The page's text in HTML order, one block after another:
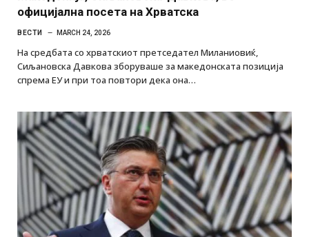
официјална посета на Хрватска
ВЕСТИ MARCH 24, 2026
На средбата со хрватскиот претседател Миланиовиќ,
Сиљановска Давкова зборуваше за македонската позиција
спрема ЕУ и при тоа повтори дека она…